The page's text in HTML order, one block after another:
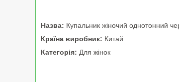
Назва: Купальник жіночий однотонний
Країна виробник: Китай
Категорія: Для жінок